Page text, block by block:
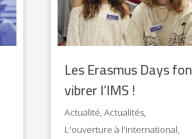
Les Erasmus Days
vibrer l’IMS !
Actualité, Actualités,
L'ouverture à l'international,